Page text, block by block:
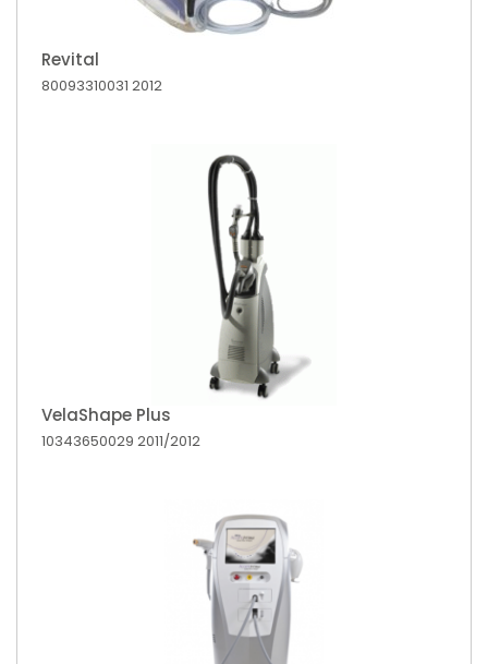
Revital
80093310031 2012
VelaShape Plus
10343650029 2011/2012